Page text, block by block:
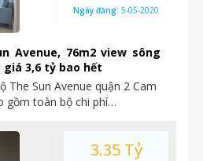
Avenue, 76m2 view sông
3,6 tỷ bao hết
The Sun Avenue quận 2 Cam
gồm toàn bộ chi phí…
Ngày đăng: 5-05-2020
3.35 Tỷ